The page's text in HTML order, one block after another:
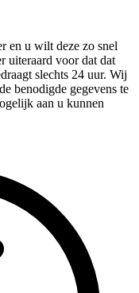
en u wilt deze zo snel
uiteraard voor dat dat
slechts 24 uur. Wij
benodigde gegevens te
aan u kunnen